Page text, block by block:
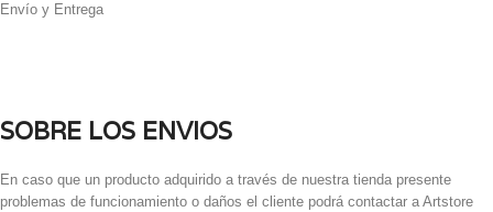
Envío y Entrega
SOBRE LOS ENVIOS
En caso que un producto adquirido a través de nuestra tienda presente
problemas de funcionamiento o daños el cliente podrá contactar a Artstore